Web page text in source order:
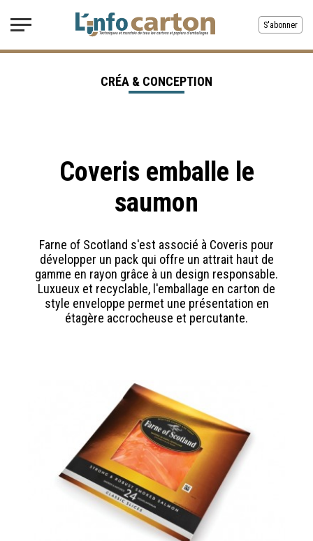
S'abonner
Coveris emballe le
saumon
Farne of Scotland s'est associé à Coveris pour
développer un pack qui offre un attrait haut de
gamme en rayon grâce à un design responsable.
Luxueux et recyclable, l'emballage en carton de
style enveloppe permet une présentation en
étagère accrocheuse et percutante.
CRÉA & CONCEPTION